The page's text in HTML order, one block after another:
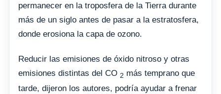
permanecer en la troposfera de la Tierra durante
más de un siglo antes de pasar a la estratosfera,
donde erosiona la capa de ozono.
Reducir las emisiones de óxido nitroso y otras
emisiones distintas del CO 2 más temprano que
tarde, dijeron los autores, podría ayudar a frenar